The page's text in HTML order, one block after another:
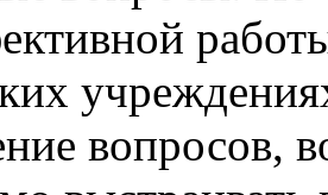
вопросов,